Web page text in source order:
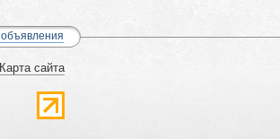
объявления
Карта сайта